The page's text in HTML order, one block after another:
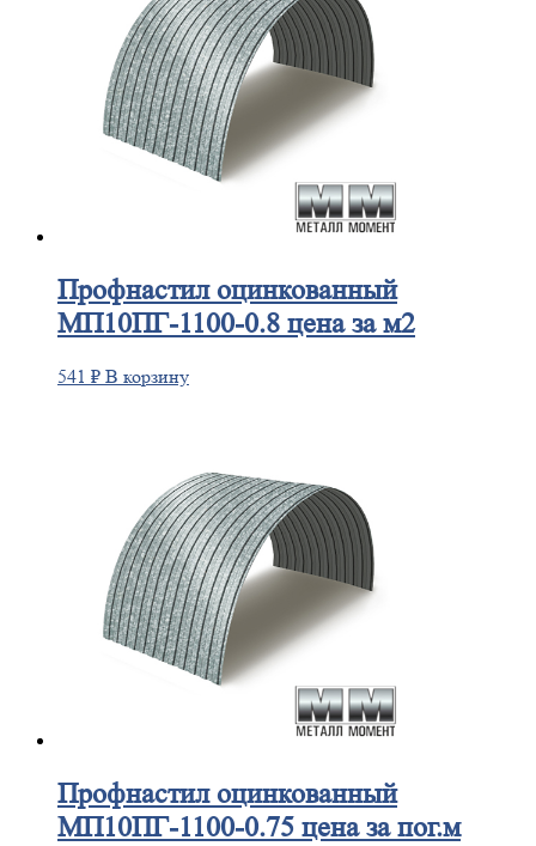
Профнастилоцинкованный
МП10ПГ-1100-0.8 цена за м2
541 ₽ В корзину
Профнастилоцинкованный
МП10ПГ-1100-0.75 цена за пог.м